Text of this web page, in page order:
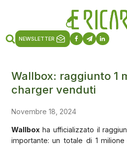
NEWSLETTER
Wallbox: raggiunto 1
charger venduti
Novembre 18, 2024
Wallboxha ufficializzato il
importante: un totale di 1